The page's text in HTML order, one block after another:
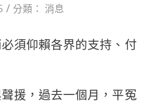
/ 分類： 消息
須仰賴各界的支持、付
援，過去一個月，平冤